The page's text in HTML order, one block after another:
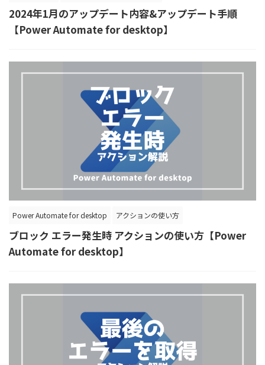
2024年1月のアップデート内容&アップデート手順
【Power Automate for desktop】
Power Automate for desktop アクションの使い方
ブロック エラー発生時 アクションの使い方【Power
Automate for desktop】